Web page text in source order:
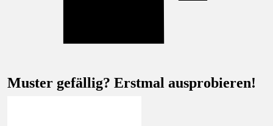
Muster gefällig? Erstmal ausprobieren!